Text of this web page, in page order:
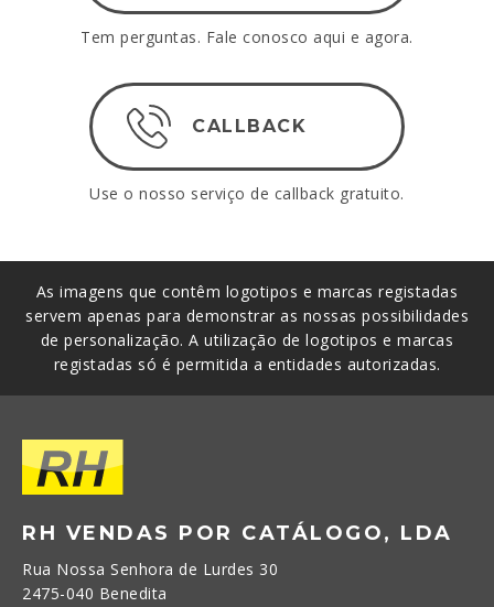
Tem perguntas. Fale conosco aqui e agora.
CALLBACK
Use o nosso serviço de callback gratuito.
As imagens que contêm logotipos e marcas registadas
servem apenas para demonstrar as nossas possibilidades
de personalização. A utilização de logotipos e marcas
registadas só é permitida a entidades autorizadas.
RH VENDAS POR CATÁLOGO, LDA
Rua Nossa Senhora de Lurdes 30
2475-040 Benedita